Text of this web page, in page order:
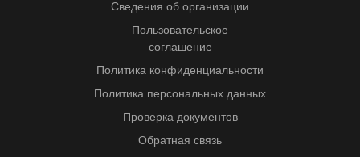
Сведения об организации
Пользовательское
соглашение
Политика конфиденциальности
Политика персональных данных
Проверка документов
Обратная связь